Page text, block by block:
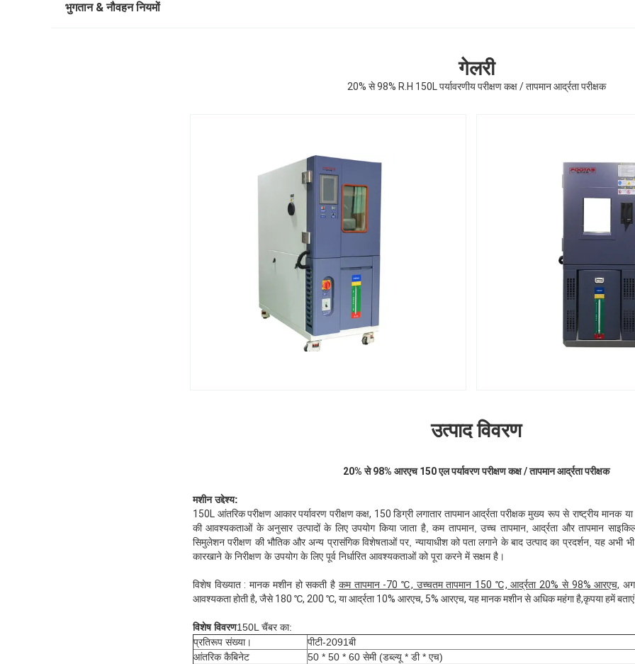
भुगतान & नौवहन नियमों
गेलरी
20% से 98% R.H 150L पर्यावरणीय परीक्षण कक्ष / तापमान आर्द्रता परीक्षक
उत्पाद विवरण
20% से 98% आरएच 150 एल पर्यावरण परीक्षण कक्ष / तापमान आर्द्रता परीक्षक
मशीन उद्देश्य:
150L आंतरिक परीक्षण आकार पर्यावरण परीक्षण कक्ष, 150 डिग्री लगातार तापमान आर्द्रता परीक्षकमुख्य रूप से राष्ट्रीय मानक या
की आवश्यकताओं के अनुसार उत्पादों के लिए उपयोग किया जाता है, कम तापमान, उच्च तापमान, आर्द्रता और तापमान साइकिल
सिमुलेशन परीक्षण की भौतिक और अन्य प्रासंगिक विशेषताओं पर, न्यायाधीश को पता लगाने के बाद उत्पाद का प्रदर्शन, यह अभी
कारखाने के निरीक्षण के उपयोग के लिए पूर्व निर्धारित आवश्यकताओं को पूरा करने में सक्षम है।
विशेष विख्यात : मानक मशीन हो सकती है कम तापमान -70 ℃, उच्चतम तापमान 150 ℃, आर्द्रता 20% से 98% आरएच,
आवश्यकता होती है, जैसे 180 ℃, 200 ℃, या आर्द्रता 10% आरएच, 5% आरएच, यह मानक मशीन से अधिक महंगा है,कृपया हमें बताएं
विशेष विवरण150L चैंबर का:
प्रतिरूप संख्या।
पीटी-2091बी
आंतरिक कैबिनेट
50 * 50 * 60 सेमी (डब्ल्यू * डी * एच)